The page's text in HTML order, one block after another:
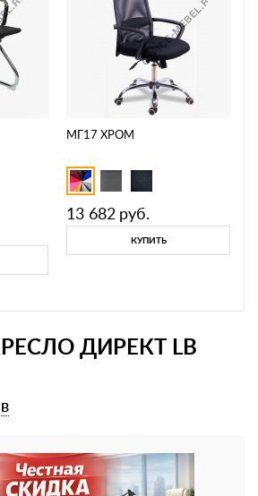
МГ17 ХРОМ
13 682 руб.
КУПИТЬ
ДИРЕКТ LB